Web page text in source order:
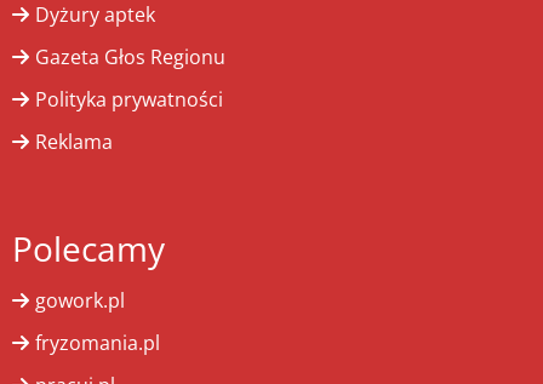
Dyżury aptek
Gazeta Głos Regionu
Polityka prywatności
Reklama
Polecamy
gowork.pl
fryzomania.pl